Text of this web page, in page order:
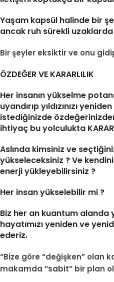
Yaşam kapsül halinde bir
ancak ruh sürekli
Bir şeyler eksiktir ve onu
ÖZDEĞER VE KARARLILIK
Her insanın yükselme
uyandırıp yıldızınızı
istediğinizde
ihtiyaç bu yolculukta
Aslında kimsiniz ve
yükseleceksiniz ? Ve
enerji yükleyebilirsiniz ?
Her insan yükselebilir mi ?
Biz her an kuantum alanda
hayatımızı yeniden ve
ederiz.
“Bize göre “değişken” olan
makamda “sabit” bir plan